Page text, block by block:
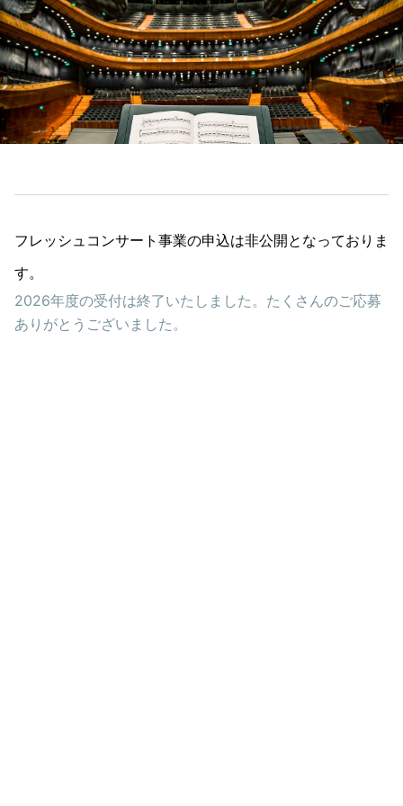
フレッシュコンサート事業の申込は非公開となっておりま
す。
2026年度の受付は終了いたしました。たくさんのご応募
ありがとうございました。